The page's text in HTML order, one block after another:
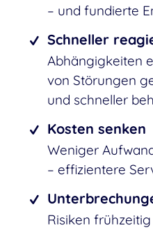
– und fundierte
Schneller
Abhängigkeiten
von Störungen
und schneller
Kosten senken
Weniger
– effizientere
Risiken